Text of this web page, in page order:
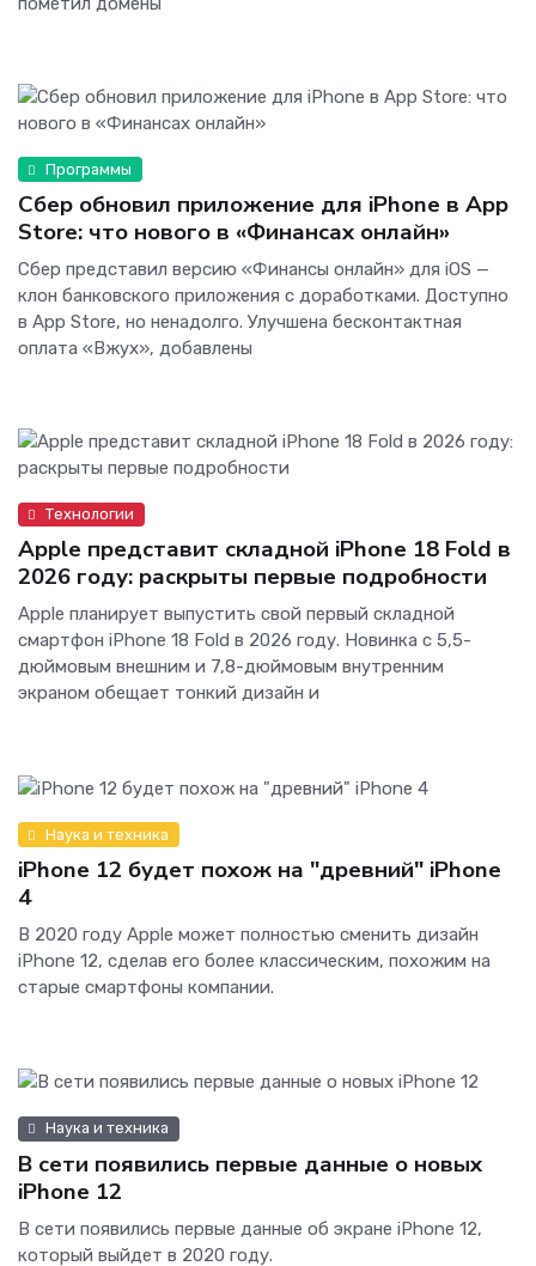
Программы
Сбер обновил приложение для iPhone в App
Store: что нового в «Финансах онлайн»
Сбер представил версию «Финансы онлайн» для iOS —
клон банковского приложения с доработками. Доступно
в App Store, но ненадолго. Улучшена бесконтактная
оплата «Вжух», добавлены
Технологии
Apple представит складной iPhone 18 Fold в
2026 году: раскрыты первые подробности
Apple планирует выпустить свой первый складной
смартфон iPhone 18 Fold в 2026 году. Новинка с 5,5-
дюймовым внешним и 7,8-дюймовым внутренним
экраном обещает тонкий дизайн и
Наука и техника
iPhone 12 будет похож на "древний" iPhone
4
В 2020 году Apple может полностью сменить дизайн
iPhone 12, сделав его более классическим, похожим на
старые смартфоны компании.
Наука и техника
В сети появились первые данные о новых
iPhone 12
В сети появились первые данные об экране iPhone 12,
который выйдет в 2020 году.